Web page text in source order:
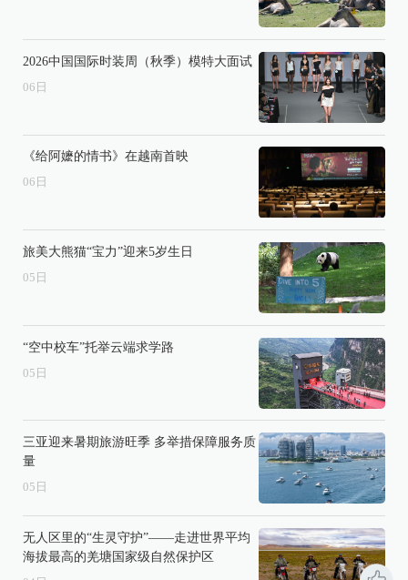
2026中国国际时装周（秋季）模特大面试
06 日
《给阿嬷的情书》在越南首映
06 日
旅美大熊猫“宝力”迎来5岁生日
05 日
“空中校车”托举云端求学路
05 日
三亚迎来暑期旅游旺季 多举措保障服务质
量
05 日
无人区里的“生灵守护”——走进世界平均
海拔最高的羌塘国家级自然保护区